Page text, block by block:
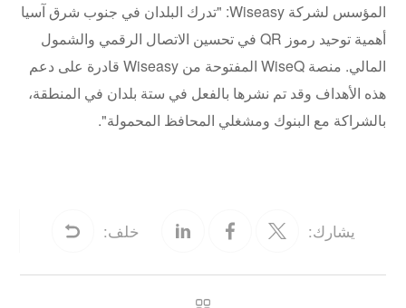
المؤسس لشركة Wiseasy: "تدرك البلدان في جنوب شرق آسيا
أهمية توحيد رموز QR في تحسين الاتصال الرقمي والشمول
المالي. منصة WiseQ المفتوحة من Wiseasy قادرة على دعم
هذه الأهداف وقد تم نشرها بالفعل في ستة بلدان في المنطقة،
بالشراكة مع البنوك ومشغلي المحافظ المحمولة".
يشارك: خلف: